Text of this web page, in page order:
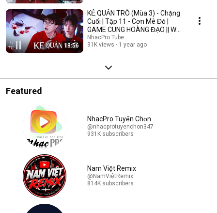
18:56
KẺ QUẢN TRÒ (Mùa 3) - Chặng
Cuối | Tập 11 - Cơn Mê Đỏ |
GAME CUNG HOÀNG ĐẠO || Web
Drama 2025
NhacPro Tube
31K views
1 year ago
Featured
NhacPro Tuyển Chọn
@nhacprotuyenchon347
931K subscribers
Nam Việt Remix
@NamViệtRemix
814K subscribers